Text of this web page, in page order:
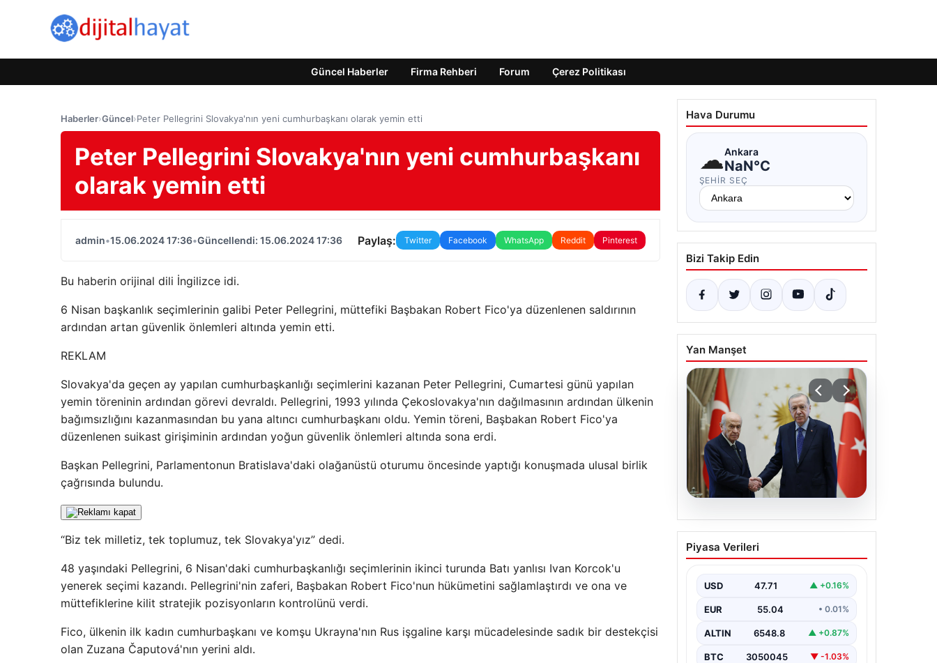
Güncel Haberler Firma Rehberi Forum Çerez Politikası
Haberler›Güncel›Peter Pellegrini Slovakya'nın yeni cumhurbaşkanı olarak yemin etti
Peter Pellegrini Slovakya'nın yeni cumhurbaşkanı
olarak yemin etti
admin•15.06.2024 17:36•Güncellendi: 15.06.2024 17:36 Paylaş: Twitter Facebook WhatsApp Reddit Pinterest
Bu haberin orijinal dili İngilizce idi.
6 Nisan başkanlık seçimlerinin galibi Peter Pellegrini, müttefiki Başbakan Robert Fico'ya düzenlenen saldırının
ardından artan güvenlik önlemleri altında yemin etti.
REKLAM
Slovakya'da geçen ay yapılan cumhurbaşkanlığı seçimlerini kazanan Peter Pellegrini, Cumartesi günü yapılan
yemin töreninin ardından görevi devraldı. Pellegrini, 1993 yılında Çekoslovakya'nın dağılmasının ardından ülkenin
bağımsızlığını kazanmasından bu yana altıncı cumhurbaşkanı oldu. Yemin töreni, Başbakan Robert Fico'ya
düzenlenen suikast girişiminin ardından yoğun güvenlik önlemleri altında sona erdi.
Başkan Pellegrini, Parlamentonun Bratislava'daki olağanüstü oturumu öncesinde yaptığı konuşmada ulusal birlik
çağrısında bulundu.
“Biz tek milletiz, tek toplumuz, tek Slovakya'yız” dedi.
48 yaşındaki Pellegrini, 6 Nisan'daki cumhurbaşkanlığı seçimlerinin ikinci turunda Batı yanlısı Ivan Korcok'u
yenerek seçimi kazandı. Pellegrini'nin zaferi, Başbakan Robert Fico'nun hükümetini sağlamlaştırdı ve ona ve
müttefiklerine kilit stratejik pozisyonların kontrolünü verdi.
Fico, ülkenin ilk kadın cumhurbaşkanı ve komşu Ukrayna'nın Rus işgaline karşı mücadelesinde sadık bir destekçisi
olan Zuzana Čaputová'nın yerini aldı.
Hava Durumu
☁Ankara
NaN°C
ŞEHIR SEÇ
Bizi Takip Edin
Yan Manşet
Cumhurbaşkanı
Erdoğan, Devlet Bahçeli
Piyasa Verileri
USD 47.71 ▲ +0.16%
EUR 55.04 • 0.01%
ALTIN 6548.8 ▲ +0.87%
BTC 3050045 ▼ -1.03%